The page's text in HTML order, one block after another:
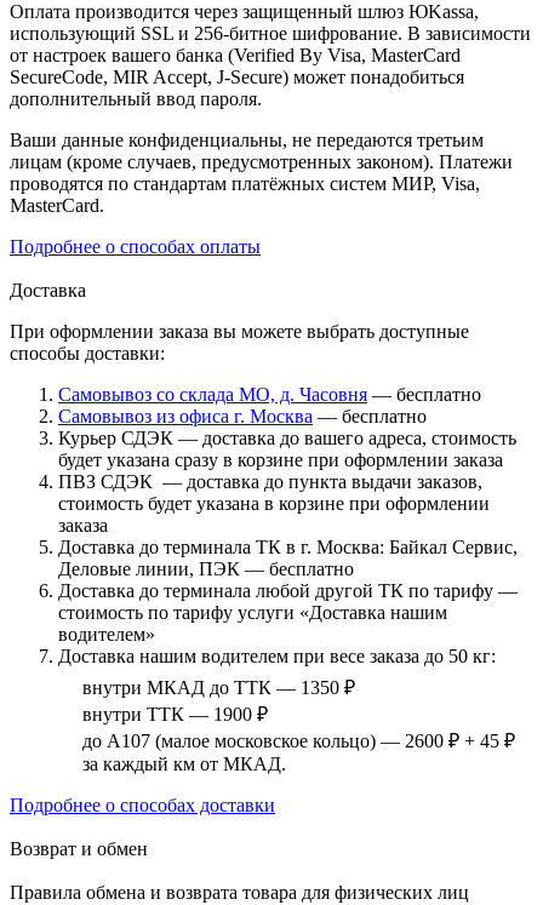
Оплата производится через защищенный шлюз ЮKassa,
использующий SSL и 256-битное шифрование. В зависимости
от настроек вашего банка (Verified By Visa, MasterCard
SecureCode, MIR Accept, J-Secure) может понадобиться
дополнительный ввод пароля.
Ваши данные конфиденциальны, не передаются третьим
лицам (кроме случаев, предусмотренных законом). Платежи
проводятся по стандартам платёжных систем МИР, Visa,
MasterCard.
Подробнее о способах оплаты
Доставка
При оформлении заказа вы можете выбрать доступные
способы доставки:
Самовывоз со склада МО, д. Часовня — бесплатно
Самовывоз из офиса г. Москва — бесплатно
Курьер СДЭК — доставка до вашего адреса, стоимость
будет указана сразу в корзине при оформлении заказа
ПВЗ СДЭК — доставка до пункта выдачи заказов,
стоимость будет указана в корзине при оформлении
заказа
Доставка до терминала ТК в г. Москва: Байкал Сервис,
Деловые линии, ПЭК — бесплатно
Доставка до терминала любой другой ТК по тарифу —
стоимость по тарифу услуги «Доставка нашим
водителем»
Доставка нашим водителем при весе заказа до 50 кг:
внутри МКАД до ТТК — 1350 ₽
внутри ТТК — 1900 ₽
до А107 (малое московское кольцо) — 2600 ₽ + 45 ₽
за каждый км от МКАД.
Подробнее о способах доставки
Возврат и обмен
Правила обмена и возврата товара для физических лиц